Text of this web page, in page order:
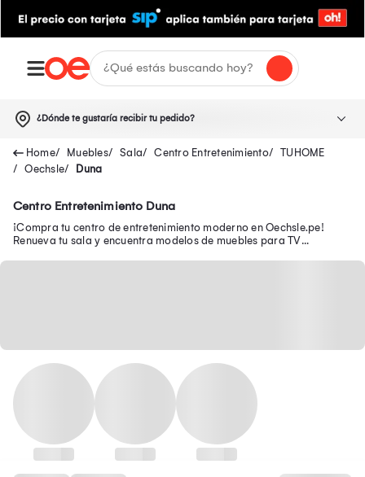
¿Dónde te gustaría recibir tu pedido?
Muebles Sala Centro Entretenimiento
TUHOME
Oechsle
Duna
Centro Entretenimiento Duna
¡Compra tu centro de entretenimiento moderno en Oechsle.pe!
Renueva tu sala y encuentra modelos de muebles para TV